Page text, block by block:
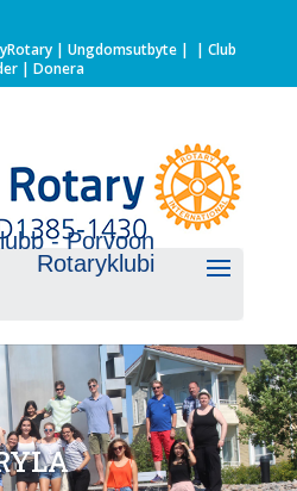
| Ungdomsutbyte| | Club
| Donera
- Porvoon
Rotaryklubi